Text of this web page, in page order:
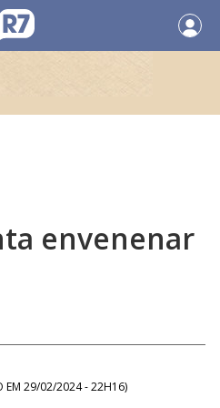
envenenar
EM 29/02/2024 - 22H16)